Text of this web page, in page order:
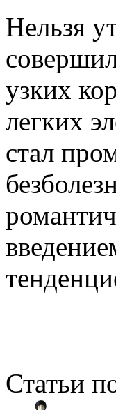
Нельзя
узких
легких
стал
Статьи